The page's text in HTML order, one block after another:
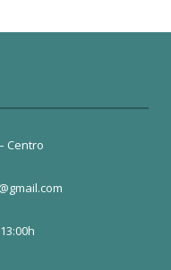
Centro